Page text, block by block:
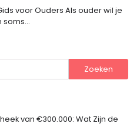
voor Ouders Als ouder wil je
soms…
Zoeken
van €300.000: Wat Zijn de